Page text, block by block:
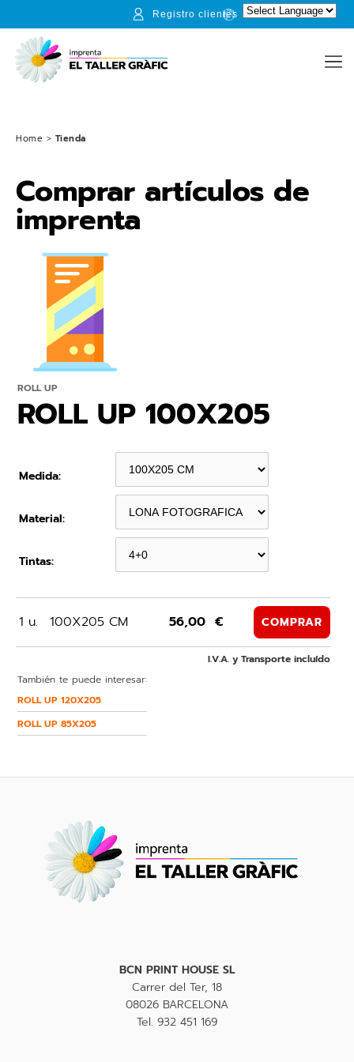
Registro clientes
Home > Tienda
Comprar artículos de
imprenta
ROLL UP
ROLL UP 100X205
Medida:
Material:
Tintas:
1 u. 100X205 CM 56,00 € COMPRAR
I.V.A. y Transporte incluído
También te puede interesar:
ROLL UP 120X205
ROLL UP 85X205
BCN PRINT HOUSE SL
Carrer del Ter, 18
08026 BARCELONA
Tel. 932 451 169